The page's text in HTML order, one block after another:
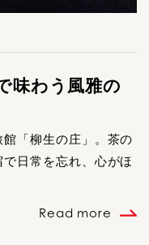
味わう風雅の
「柳生の庄」。茶の
日常を忘れ、心がほ
Read more